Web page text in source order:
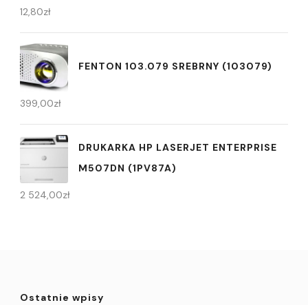
12,80zł
FENTON 103.079 SREBRNY (103079)
399,00zł
DRUKARKA HP LASERJET ENTERPRISE
M507DN (1PV87A)
2 524,00zł
Ostatnie wpisy